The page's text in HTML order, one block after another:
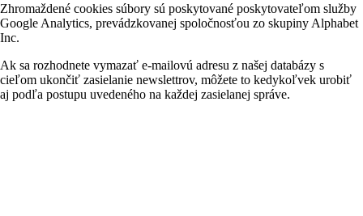
Zhromaždené cookies súbory sú poskytované poskytovateľom služby
Google Analytics, prevádzkovanej spoločnosťou zo skupiny Alphabet
Inc.
Ak sa rozhodnete vymazať e-mailovú adresu z našej databázy s
cieľom ukončiť zasielanie newslettrov, môžete to kedykoľvek urobiť
aj podľa postupu uvedeného na každej zasielanej správe.